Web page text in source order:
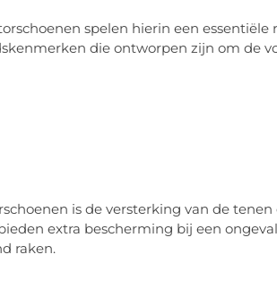
spelen hierin een essentiële
die ontworpen zijn om de
is de versterking van de tenen
extra bescherming bij een
raken.